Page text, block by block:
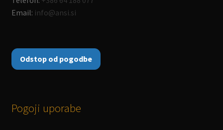
Email: info@ansi.si
Odstop od pogodbe
Pogoji uporabe